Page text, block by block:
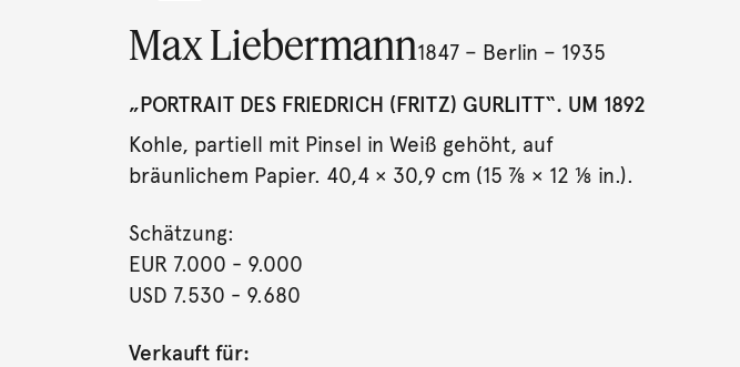
Max Liebermann1847 – Berlin – 1935
„PORTRAIT DES FRIEDRICH (FRITZ) GURLITT“. UM 1892
Kohle, partiell mit Pinsel in Weiß gehöht, auf
bräunlichem Papier. 40,4 × 30,9 cm (15 ⅞ × 12 ⅛ in.).
Schätzung:
EUR 7.000 - 9.000
USD 7.530 - 9.680
Verkauft für: